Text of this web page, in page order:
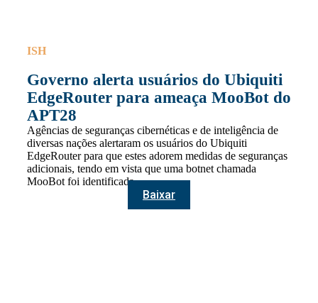
ISH
Governo alerta usuários do Ubiquiti
EdgeRouter para ameaça MooBot do
APT28
Agências de seguranças cibernéticas e de inteligência de
diversas nações alertaram os usuários do Ubiquiti
EdgeRouter para que estes adorem medidas de seguranças
adicionais, tendo em vista que uma botnet chamada
MooBot foi identificada.
Baixar